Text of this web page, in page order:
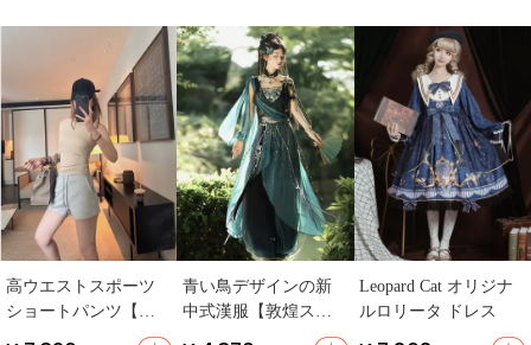
用】
高ウエストスポーツ
ショートパンツ【グ
レー・体型カバー・
青い鳥デザインの新
中式漢服【敦煌スタ
イル・異国情緒あふ
Leopard Cat オリジナ
ルロリータ ドレス